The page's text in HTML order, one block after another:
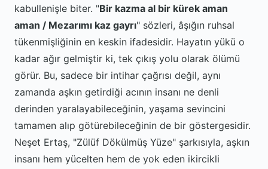
kabullenişle biter. "Bir kazma al bir kürek aman
aman / Mezarımı kaz gayrı" sözleri, âşığın ruhsal
tükenmişliğinin en keskin ifadesidir. Hayatın yükü o
kadar ağır gelmiştir ki, tek çıkış yolu olarak ölümü
görür. Bu, sadece bir intihar çağrısı değil, aynı
zamanda aşkın getirdiği acının insanı ne denli
derinden yaralayabileceğinin, yaşama sevincini
tamamen alıp götürebileceğinin de bir göstergesidir.
Neşet Ertaş, "Zülüf Dökülmüş Yüze" şarkısıyla, aşkın
insanı hem yücelten hem de yok eden ikircikli